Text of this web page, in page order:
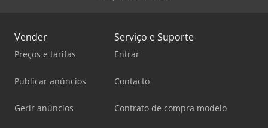
Vender
Preços e tarifas
Publicar anúncios
Gerir anúncios
Serviço e Suporte
Entrar
Contacto
Contrato de compra modelo